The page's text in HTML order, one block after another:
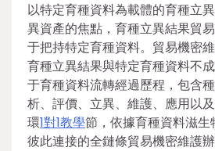
以特定育種資料為載體的育種立
異資產的焦點，育種立異結果貿
于把持特定育種資料。貿易機密
育種立異結果與特定育種資料不
于育種資料流轉經過歷程，包含
析、評價、立異、維護、應用以
環1對1教學節，依據育種資料滋
彼此連接的全鏈條貿易機密維護辦